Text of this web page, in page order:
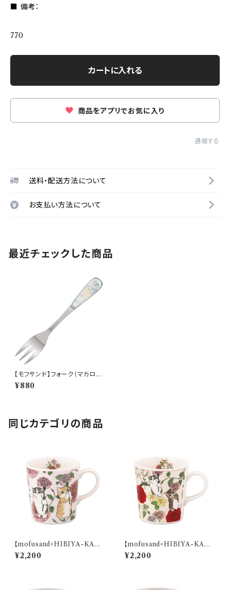
■ 備考：
770
カートに入れる
商品をアプリでお気に入り
通報する
送料・配送方法について
お支払い方法について
最近チェックした商品
【モフサンド】フォーク（マカロン）
【MFS10】MFS11-851
¥880
同じカテゴリの商品
【mofusand×HIBIYA-KADA
N】マグ(ピンク)【MFH10】MF
H11-11
¥2,200
【mofusand×HIBIYA-KADA
N】マグ(ベージュ)【MFH10】M
FH12-11
¥2,200